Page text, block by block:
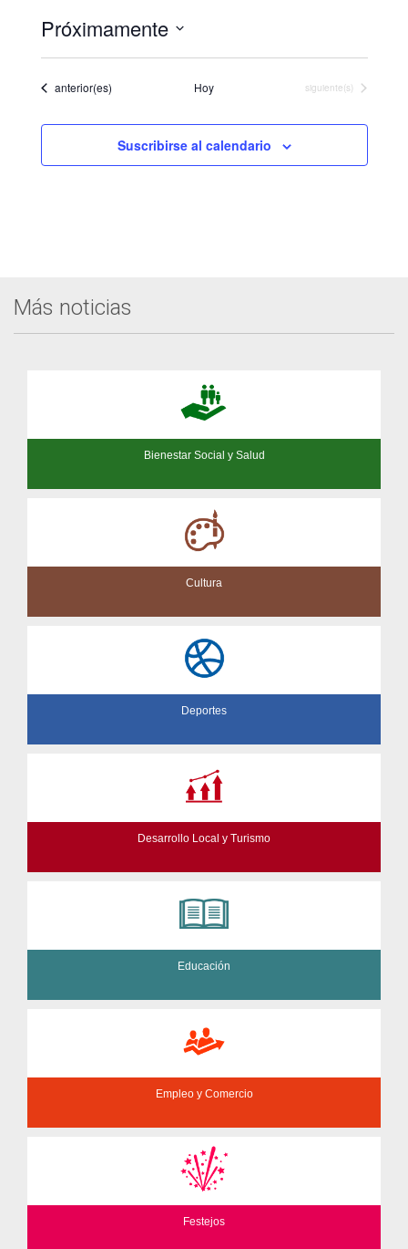
Próximamente
Eventos
anterior(es) Hoy Eventos
siguiente(s)
Suscribirse al calendario
Más noticias
Bienestar Social y Salud
Cultura
Deportes
Desarrollo Local y Turismo
Educación
Empleo y Comercio
Festejos